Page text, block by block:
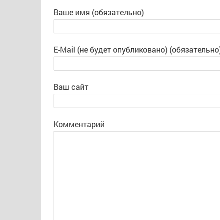
Ваше имя (обязательно)
E-Mail (не будет опубликовано)
Ваш сайт
Комментарий